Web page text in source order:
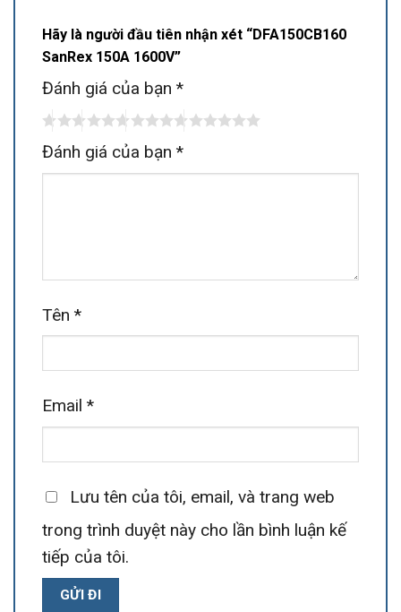
Hãy là người đầu tiên nhận xét “DFA150CB160
SanRex 150A 1600V”
Đánh giá của bạn *
Đánh giá của bạn *
Tên *
Email *
Lưu tên của tôi, email, và trang web
trong trình duyệt này cho lần bình luận kế
tiếp của tôi.